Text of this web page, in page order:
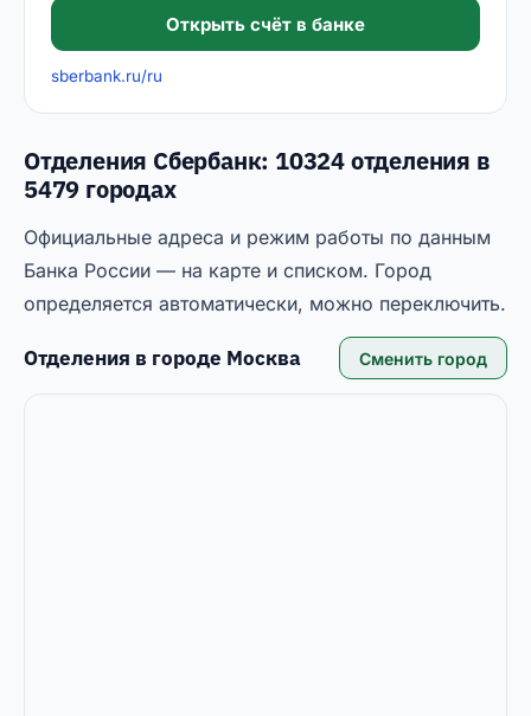
Открыть счёт в банке
sberbank.ru/ru
Отделения Сбербанк: 10324 отделения в
5479 городах
Официальные адреса и режим работы по данным
Банка России — на карте и списком. Город
определяется автоматически, можно переключить.
Отделения в городе Москва Сменить город